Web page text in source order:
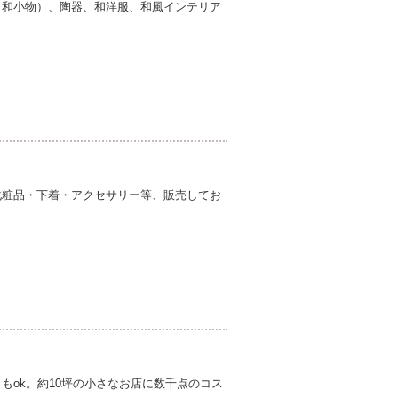
小物）、陶器、和洋服、和風インテリア
品・下着・アクセサリー等、販売してお
ok。約10坪の小さなお店に数千点のコス